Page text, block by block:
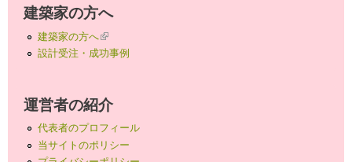
建築家の方へ
建築家の方へ(link is external)
設計受注・成功事例
運営者の紹介
代表者のプロフィール
当サイトのポリシー